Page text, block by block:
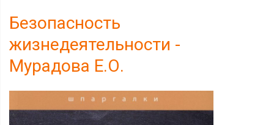
Безопасность
жизнедеятельности -
Мурадова Е.О.